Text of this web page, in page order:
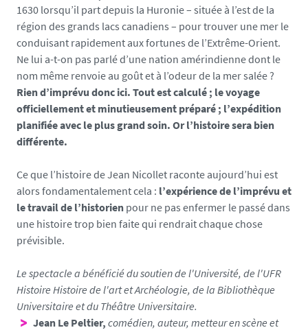
1630 lorsqu’il part depuis la Huronie – située à l’est de la
région des grands lacs canadiens – pour trouver une mer le
conduisant rapidement aux fortunes de l’Extrême-Orient.
Ne lui a-t-on pas parlé d’une nation amérindienne dont le
nom même renvoie au goût et à l’odeur de la mer salée ?
Rien d’imprévu donc ici. Tout est calculé ; le voyage
officiellement et minutieusement préparé ; l’expédition
planifiée avec le plus grand soin. Or l’histoire sera bien
différente.
Ce que l’histoire de Jean Nicollet raconte aujourd’hui est
alors fondamentalement cela : l’expérience de l’imprévu et
le travail de l’historien pour ne pas enfermer le passé dans
une histoire trop bien faite qui rendrait chaque chose
prévisible.
Le spectacle a bénéficié du soutien de l'Université, de l'UFR
Histoire Histoire de l'art et Archéologie, de la Bibliothèque
Universitaire et du Théâtre Universitaire.
Jean Le Peltier, comédien, auteur, metteur en scène et